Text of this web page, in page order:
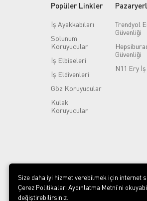
Popüler Linkler
İş Ayakkabıları
Solunum
Koruyucular
İş Elbiseleri
İş Eldivenleri
Göz Koruyucular
Kulak
Koruyucular
Trendyol
Güvenliği
Güvenliği
N11 Ery
Size daha iyi hizmet verebilmek için internet
Çerez Politikaları Aydınlatma Metni’ni
değiştirebilirsiniz.